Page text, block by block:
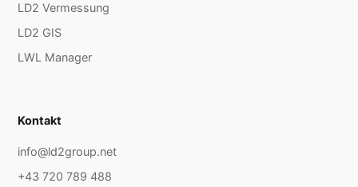
LD2 Vermessung
LD2 GIS
LWL Manager
Kontakt
info@ld2group.net
+43 720 789 488